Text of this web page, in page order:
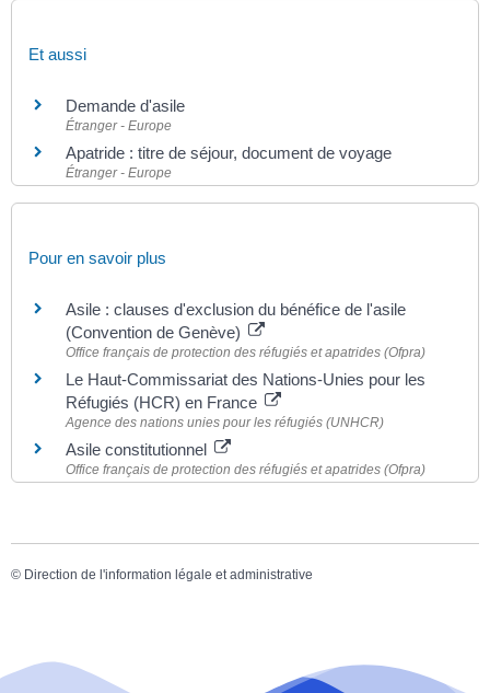
Et aussi
Demande d'asile
Étranger - Europe
Apatride : titre de séjour, document de voyage
Étranger - Europe
Pour en savoir plus
Asile : clauses d'exclusion du bénéfice de l'asile
(Convention de Genève)
Office français de protection des réfugiés et apatrides (Ofpra)
Le Haut-Commissariat des Nations-Unies pour les
Réfugiés (HCR) en France
Agence des nations unies pour les réfugiés (UNHCR)
Asile constitutionnel
Office français de protection des réfugiés et apatrides (Ofpra)
© Direction de l'information légale et administrative